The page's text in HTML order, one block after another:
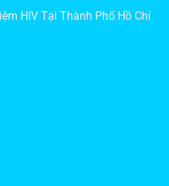
HIV Tại Thành Phố Hồ Chí